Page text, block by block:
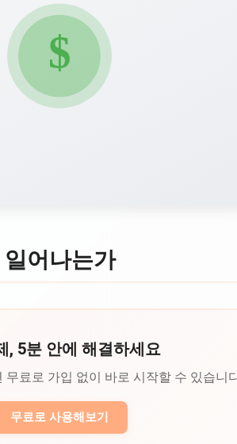
어나는가
, 5분 안에 해결하세요
무료로 가입 없이 바로 시작할 수 있습니
무료로 사용해보기